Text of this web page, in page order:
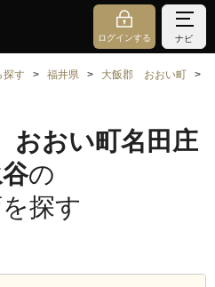
ログインする ナビ
探す 福井県
大飯郡 おおい町
おい町名田庄
の
探す